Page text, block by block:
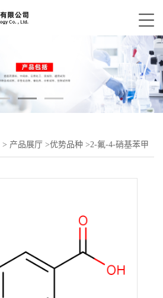
> 产品展厅 >优势品种 >2-氟-4-硝基苯甲